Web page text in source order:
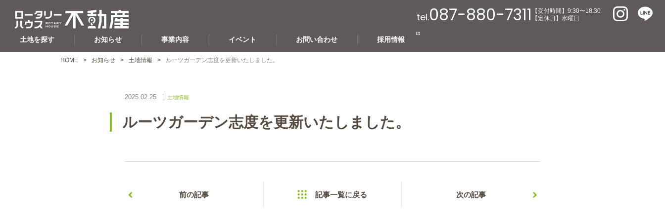
土地を探す お知らせ 事業内容 イベント お問い合わせ 採用情報
tel.087-880-7311
【受付時間】9:30〜18:30
【定休日】水曜日
HOME お知らせ 土地情報 ルーツガーデン志度を更新いたしました。
2025.02.25 土地情報
ルーツガーデン志度を更新いたしました。
前の記事 記事一覧に戻る 次の記事